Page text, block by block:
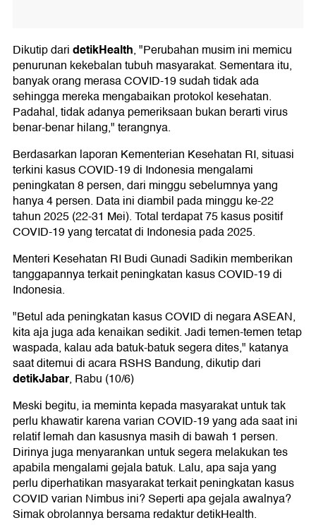
Dikutip daridetikHealth, "Perubahan musim ini memicu
penurunan kekebalan tubuh masyarakat. Sementara itu,
banyak orang merasa COVID-19 sudah tidak ada
sehingga mereka mengabaikan protokol kesehatan.
Padahal, tidak adanya pemeriksaan bukan berarti virus
benar-benar hilang," terangnya.
Berdasarkan laporan Kementerian Kesehatan RI, situasi
terkini kasus COVID-19 di Indonesia mengalami
peningkatan 8 persen, dari minggu sebelumnya yang
hanya 4 persen. Data ini diambil pada minggu ke-22
tahun 2025 (22-31 Mei). Total terdapat 75 kasus positif
COVID-19 yang tercatat di Indonesia pada 2025.
Menteri Kesehatan RI Budi Gunadi Sadikin memberikan
tanggapannya terkait peningkatan kasus COVID-19 di
Indonesia.
"Betul ada peningkatan kasus COVID di negara ASEAN,
kita aja juga ada kenaikan sedikit. Jadi temen-temen tetap
waspada, kalau ada batuk-batuk segera dites," katanya
saat ditemui di acara RSHS Bandung, dikutip dari
detikJabar, Rabu (10/6)
Meski begitu, ia meminta kepada masyarakat untuk tak
perlu khawatir karena varian COVID-19 yang ada saat ini
relatif lemah dan kasusnya masih di bawah 1 persen.
Dirinya juga menyarankan untuk segera melakukan tes
apabila mengalami gejala batuk. Lalu, apa saja yang
perlu diperhatikan masyarakat terkait peningkatan kasus
COVID varian Nimbus ini? Seperti apa gejala awalnya?
Simak obrolannya bersama redaktur detikHealth.